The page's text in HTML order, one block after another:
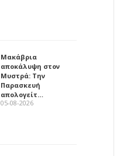
Μακάβρια
αποκάλυψη στον
Μυστρά: Την
Παρασκευή
απολογείτ…
05-08-2026